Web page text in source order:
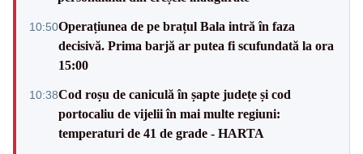
10:50Operațiunea de pe brațul Bala intră în faza
decisivă. Prima barjă ar putea fi scufundată la ora
15:00
10:38Cod roșu de caniculă în șapte județe și cod
portocaliu de vijelii în mai multe regiuni:
temperaturi de 41 de grade - HARTA